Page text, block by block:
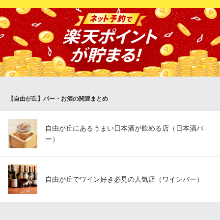
いるので、見た目も綺麗です！リピート率がとても高い大人気メ
ニューなので是非ご賞味ください！
自由が丘 牛タン いろ葉
牛タン
東急大井町線自由が丘駅 徒歩1分
【自由が丘】バー・お酒の関連まとめ
自由が丘にあるうまい日本酒が飲める店（日本酒バ
ー）
自由が丘でワイン好き必見の人気店（ワインバー）